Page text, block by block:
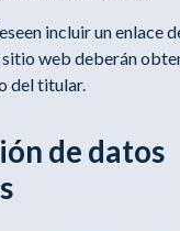
incluir un enlace
sitio web deberán
del titular.
de datos